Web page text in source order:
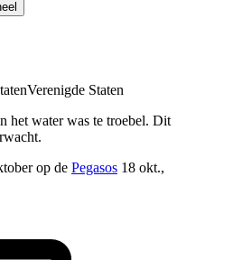
Verenigde Staten
het water was te troebel. Dit
op de Pegasos 18 okt.,